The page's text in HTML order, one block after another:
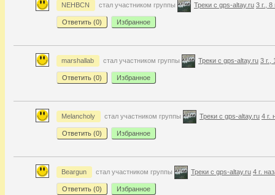
NEHBCN стал участником группы Треки с gps-altay.ru 3 г.,
Ответить (0) Избранное
marshallab стал участником группы Треки с gps-altay.ru 3 г.,
Ответить (0) Избранное
Melancholy стал участником группы Треки с gps-altay.ru 4 г.
Ответить (0) Избранное
Beargun стал участником группы Треки с gps-altay.ru 4 г.
Ответить (0) Избранное